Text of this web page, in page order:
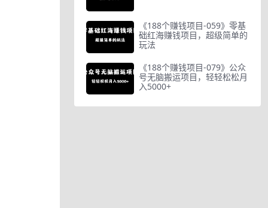
《188个赚钱项目-059》零基
础红海赚钱项目，超级简单的
玩法
《188个赚钱项目-079》公众
号无脑搬运项目，轻轻松松月
入5000+